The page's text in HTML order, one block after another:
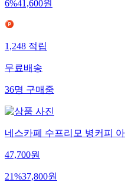
6%41,600원
1,248적립
무료배송
36명구매중
네스카페 수프리모 병커피
47,700원
21%37,800원